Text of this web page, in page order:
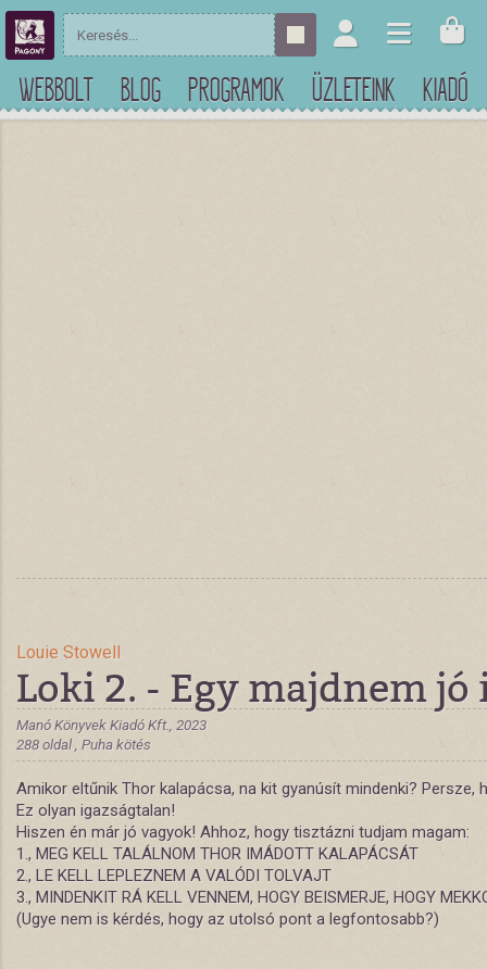
WEBBOLT BLOG PROGRAMOK ÜZLETEINK KIADÓ
Louie Stowell
Loki 2. - Egy majdnem
Manó Könyvek Kiadó Kft., 2023
288 oldal , Puha kötés
Amikor eltűnik Thor kalapácsa, na kit gyanúsít mindenki? Persze,
Ez olyan igazságtalan!
Hiszen én már jó vagyok! Ahhoz, hogy tisztázni tudjam magam:
1., MEG KELL TALÁLNOM THOR IMÁDOTT KALAPÁCSÁT
2., LE KELL LEPLEZNEM A VALÓDI TOLVAJT
3., MINDENKIT RÁ KELL VENNEM, HOGY BEISMERJE, HOGY
(Ugye nem is kérdés, hogy az utolsó pont a legfontosabb?)